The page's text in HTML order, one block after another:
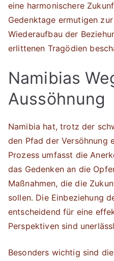
eine harmonischere
Gedenktage ermutigen
Wiederaufbau der
erlittenen Tragödien
Namibias
Aussöhnung
Namibia hat, trotz der
den Pfad der Versöhnung
Prozess umfasst die
das Gedenken an die
Maßnahmen, die die
sollen. Die Einbeziehung
entscheidend für eine
Perspektiven sind
Besonders wichtig sind